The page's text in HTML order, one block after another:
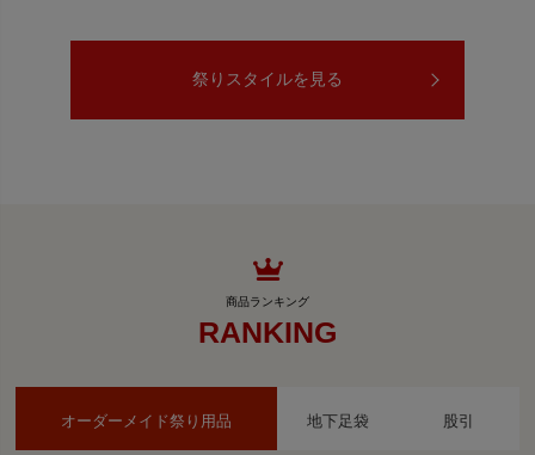
祭りスタイルを見る
RANKING
オーダーメイド祭り用品 地下足袋 股引